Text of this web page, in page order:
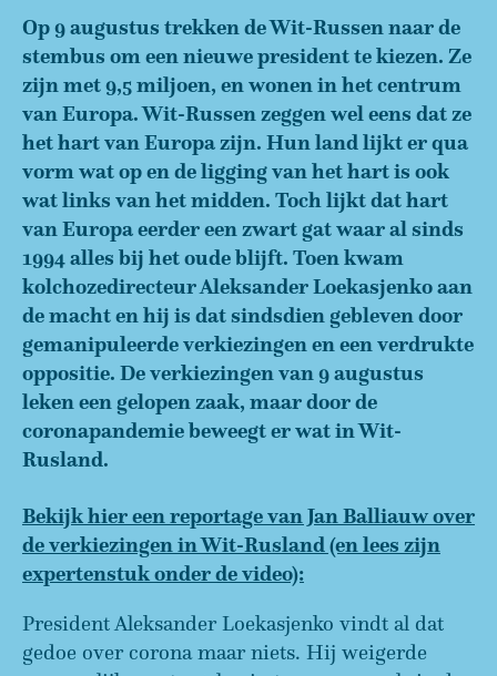
Op 9 augustus trekken de Wit-Russen naar de
stembus om een nieuwe president te kiezen. Ze
zijn met 9,5 miljoen, en wonen in het centrum
van Europa. Wit-Russen zeggen wel eens dat ze
het hart van Europa zijn. Hun land lijkt er qua
vorm wat op en de ligging van het hart is ook
wat links van het midden. Toch lijkt dat hart
van Europa eerder een zwart gat waar al sinds
1994 alles bij het oude blijft. Toen kwam
kolchozedirecteur Aleksander Loekasjenko aan
de macht en hij is dat sindsdien gebleven door
gemanipuleerde verkiezingen en een verdrukte
oppositie. De verkiezingen van 9 augustus
leken een gelopen zaak, maar door de
coronapandemie beweegt er wat in Wit-
Rusland.
Bekijk hier een reportage van Jan Balliauw over
de verkiezingen in Wit-Rusland (en lees zijn
expertenstuk onder de video):
President Aleksander Loekasjenko vindt al dat
gedoe over corona maar niets. Hij weigerde